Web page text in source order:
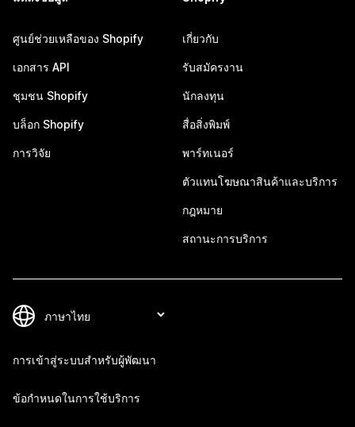
ศูนย์ช่วยเหลือของ Shopify
เอกสาร API
ชุมชน Shopify
บล็อก Shopify
การวิจัย
เกี่ยวกับ
รับสมัครงาน
นักลงทุน
สื่อสิ่งพิมพ์
พาร์ทเนอร์
ตัวแทนโฆษณาสินค้าและบริการ
กฎหมาย
สถานะการบริการ
การเข้าสู่ระบบสำหรับผู้พัฒนา
ข้อกำหนดในการใช้บริการ